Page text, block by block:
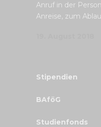
Anruf in der
Anreise, zum
Stipendien
BAföG
Studienfonds